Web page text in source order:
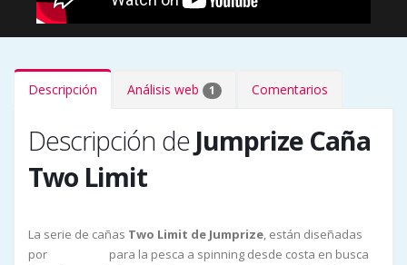
Descripción Análisis web 1 Comentarios
Descripción de Jumprize Caña
Two Limit
La serie de cañas Two Limit de Jumprize, están diseñadas
por
para la pesca a spinning desde costa en busca